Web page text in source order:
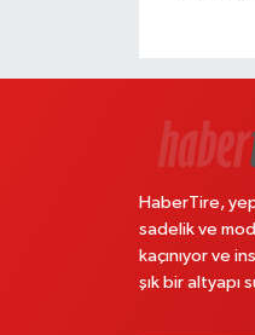
HaberTire,
sadelik ve
kaçınıyor ve
şık bir altyapı